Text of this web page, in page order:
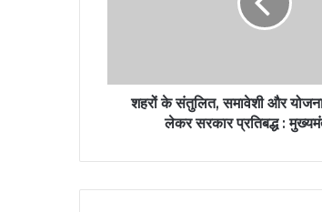
शहरों के संतुलित, समावेशी और
लेकर सरकार प्रतिबद्ध :